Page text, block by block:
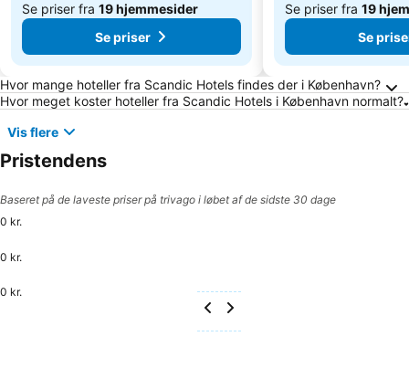
Se priser fra 19 hjemmesider
Se priser
Se priser fra 19
Se
Ofte stillede spørgsmål om København
Hvor mange hoteller fra Scandic Hotels findes der i København?
Hvor meget koster hoteller fra Scandic Hotels i København normalt?
Vis flere
Pristendens
Baseret på de laveste priser på trivago i løbet af de sidste 30 dage
0 kr.
0 kr.
0 kr.